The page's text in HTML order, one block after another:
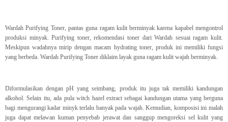
Wardah Purifying Toner, pantas guna ragam kulit berminyak karena kapabel mengontrol
produksi minyak. Purifying toner, rekomendasi toner dari Wardah sesuai ragam kulit.
Meskipun wadahnya mirip dengan macam hydrating toner, produk ini memiliki fungsi
yang berbeda. Wardah Purifying Toner diklaim layak guna ragam kulit wajah berminyak.
Diformulasikan dengan pH yang seimbang, produk itu juga tak memiliki kandungan
alkohol. Selain itu, ada pula witch hazel extract sebagai kandungan utama yang berguna
bagi mengurangi kadar minyk terlalu banyak pada wajah. Kemudian, komposisi ini malah
juga dapat melawan kuman penyebab jerawat dan sanggup mengoreksi sel kulit yang